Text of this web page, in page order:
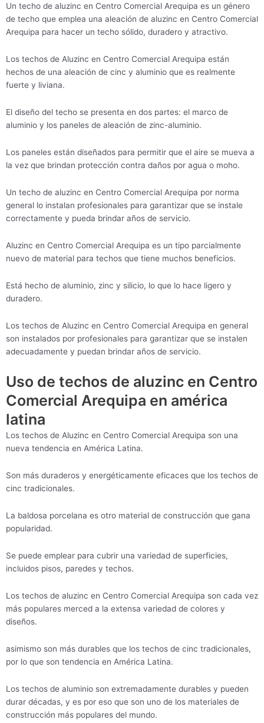
Un techo de aluzinc en Centro Comercial Arequipa es un género
de techo que emplea una aleación de aluzinc en Centro Comercial
Arequipa para hacer un techo sólido, duradero y atractivo.
Los techos de Aluzinc en Centro Comercial Arequipa están
hechos de una aleación de cinc y aluminio que es realmente
fuerte y liviana.
El diseño del techo se presenta en dos partes: el marco de
aluminio y los paneles de aleación de zinc-aluminio.
Los paneles están diseñados para permitir que el aire se mueva a
la vez que brindan protección contra daños por agua o moho.
Un techo de aluzinc en Centro Comercial Arequipa por norma
general lo instalan profesionales para garantizar que se instale
correctamente y pueda brindar años de servicio.
Aluzinc en Centro Comercial Arequipa es un tipo parcialmente
nuevo de material para techos que tiene muchos beneficios.
Está hecho de aluminio, zinc y silicio, lo que lo hace ligero y
duradero.
Los techos de Aluzinc en Centro Comercial Arequipa en general
son instalados por profesionales para garantizar que se instalen
adecuadamente y puedan brindar años de servicio.
Uso de techos de aluzinc en Centro
Comercial Arequipa en américa
latina
Los techos de Aluzinc en Centro Comercial Arequipa son una
nueva tendencia en América Latina.
Son más duraderos y energéticamente eficaces que los techos de
cinc tradicionales.
La baldosa porcelana es otro material de construcción que gana
popularidad.
Se puede emplear para cubrir una variedad de superficies,
incluidos pisos, paredes y techos.
Los techos de aluzinc en Centro Comercial Arequipa son cada vez
más populares merced a la extensa variedad de colores y
diseños.
asimismo son más durables que los techos de cinc tradicionales,
por lo que son tendencia en América Latina.
Los techos de aluminio son extremadamente durables y pueden
durar décadas, y es por eso que son uno de los materiales de
construcción más populares del mundo.